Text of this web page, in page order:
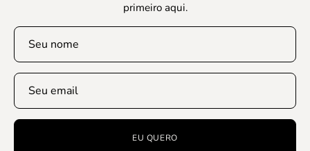
primeiro aqui.
EU QUERO